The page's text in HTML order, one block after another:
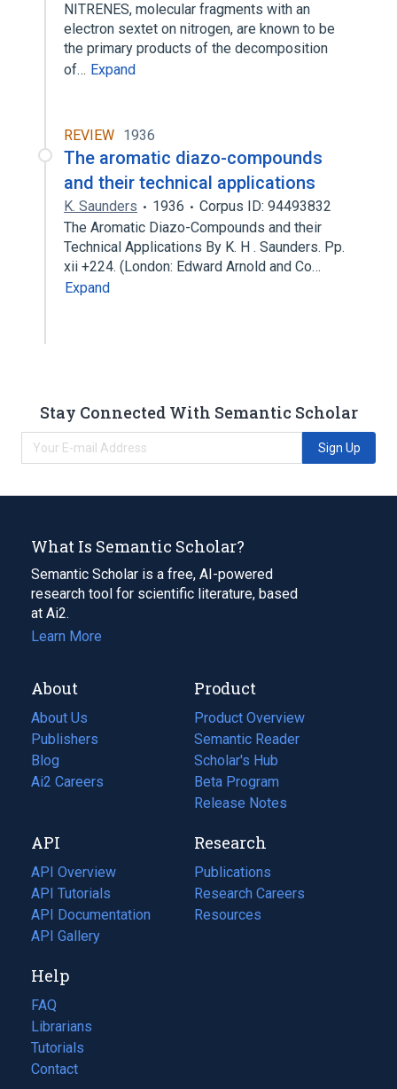
NITRENES, molecular fragments with an
electron sextet on nitrogen, are known to be
the primary products of the decomposition
of… Expand
REVIEW 1936
The aromatic diazo-compounds
and their technical applications
K. Saunders 1936
Corpus ID: 94493832
The Aromatic Diazo-Compounds and their
Technical Applications By K. H . Saunders. Pp.
xii +224. (London: Edward Arnold and Co…
Expand
Stay Connected With Semantic Scholar
Sign Up
What Is Semantic Scholar?
Semantic Scholar is a free, AI-powered
research tool for scientific literature, based
at Ai2.
Learn More
About
About Us
Publishers
Blog
(opens
in
tab)
Ai2 Careers
(opens
new
tab)
Product
Product Overview
Semantic Reader
Scholar's Hub
Beta Program
Release Notes
API
API Overview
API Tutorials
API Documentation
(opens
in
new
tab)
API Gallery
Research
Publications
(opens
in
a
Research Careers
(opens
in
Resources
(opens
Help
FAQ
Librarians
Tutorials
Contact